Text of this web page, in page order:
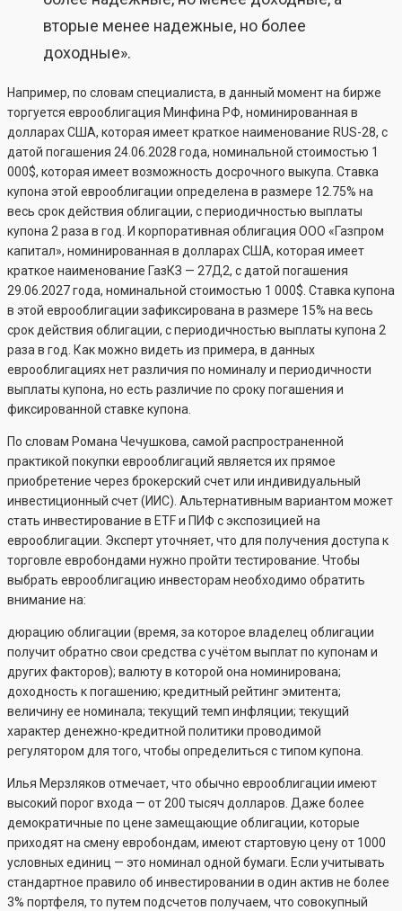
вторые менее надежные, но более
доходные».
Например, по словам специалиста, в данный момент на бирже
торгуется еврооблигация Минфина РФ, номинированная в
долларах США, которая имеет краткое наименование RUS-28, с
датой погашения 24.06.2028 года, номинальной стоимостью 1
000$, которая имеет возможность досрочного выкупа. Ставка
купона этой еврооблигации определена в размере 12.75% на
весь срок действия облигации, с периодичностью выплаты
купона 2 раза в год. И корпоративная облигация ООО «Газпром
капитал», номинированная в долларах США, которая имеет
краткое наименование ГазКЗ — 27Д2, c датой погашения
29.06.2027 года, номинальной стоимостью 1 000$. Ставка купона
в этой еврооблигации зафиксирована в размере 15% на весь
срок действия облигации, с периодичностью выплаты купона 2
раза в год. Как можно видеть из примера, в данных
еврооблигациях нет различия по номиналу и периодичности
выплаты купона, но есть различие по сроку погашения и
фиксированной ставке купона.
По словам Романа Чечушкова, самой распространенной
практикой покупки еврооблигаций является их прямое
приобретение через брокерский счет или индивидуальный
инвестиционный счет (ИИС). Альтернативным вариантом может
стать инвестирование в ETF и ПИФ с экспозицией на
еврооблигации. Эксперт уточняет, что для получения доступа к
торговле евробондами нужно пройти тестирование. Чтобы
выбрать еврооблигацию инвесторам необходимо обратить
внимание на:
дюрацию облигации (время, за которое владелец облигации
получит обратно свои средства с учётом выплат по купонам и
других факторов); валюту в которой она номинирована;
доходность к погашению; кредитный рейтинг эмитента;
величину ее номинала; текущий темп инфляции; текущий
характер денежно-кредитной политики проводимой
регулятором для того, чтобы определиться с типом купона.
Илья Мерзляков отмечает, что обычно еврооблигации имеют
высокий порог входа — от 200 тысяч долларов. Даже более
демократичные по цене замещающие облигации, которые
приходят на смену евробондам, имеют стартовую цену от 1000
условных единиц — это номинал одной бумаги. Если учитывать
стандартное правило об инвестировании в один актив не более
3% портфеля, то путем подсчетов получаем, что совокупный